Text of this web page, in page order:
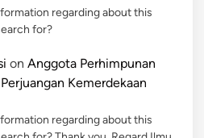
regarding about this
for?
on Anggota Perhimpunan
Kemerdekaan
regarding about this